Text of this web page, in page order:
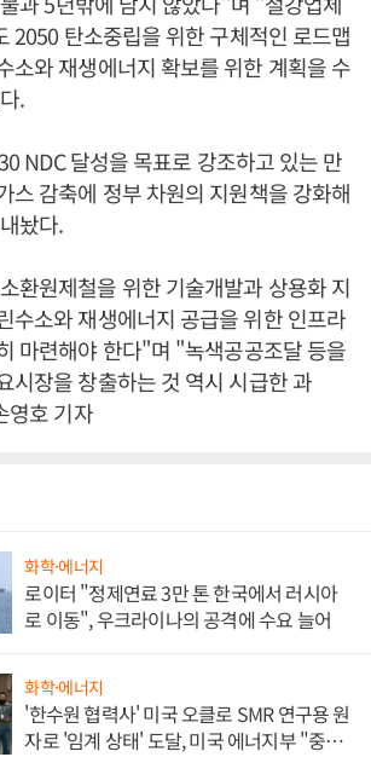
2050 탄소중립을 위한 구체적인 로드맵
소와 재생에너지 확보를 위한 계획을 수
.
NDC 달성을 목표로 강조하고 있는 만
스 감축에 정부 차원의 지원책을 강화해
놨다.
환원제철을 위한 기술개발과 상용화 지
수소와 재생에너지 공급을 위한 인프라
마련해야 한다"며 "녹색공공조달 등을
시장을 창출하는 것 역시 시급한 과
영호 기자
화학·에너지
로이터 "정제연료 3만 톤 한국에서 러시아
로 이동", 우크라이나의 공격에 수요 늘어
화학·에너지
'한수원 협력사' 미국 오클로 SMR 연구용 원
자로 '임계 상태' 도달, 미국 에너지부 "중요